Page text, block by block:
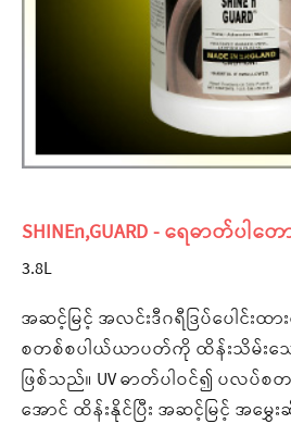
SHINEn,GUARD - ရေဓာတ်ပါ
3.8L
အဆင့်မြင့် အလင်းဒီဂရီဒြပ်ပေါင်းထ
စတစ်စပါယ်ယာပတ်ကို ထိန်းသိမ်းသေ
ဖြစ်သည်။ UV ဓာတ်ပါဝင်၍ ပလပ်
အောင် ထိန်းနိုင်ပြီး အဆင့်မြင့် အမွှ